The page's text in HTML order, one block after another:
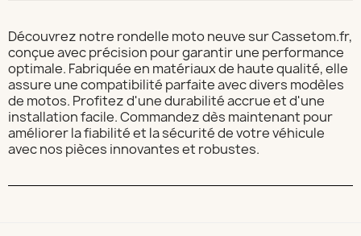
Découvrez notre rondelle moto neuve sur Cassetom.fr,
conçue avec précision pour garantir une performance
optimale. Fabriquée en matériaux de haute qualité, elle
assure une compatibilité parfaite avec divers modèles
de motos. Profitez d'une durabilité accrue et d'une
installation facile. Commandez dès maintenant pour
améliorer la fiabilité et la sécurité de votre véhicule
avec nos pièces innovantes et robustes.